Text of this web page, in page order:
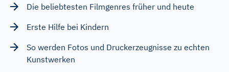
Die beliebtesten Filmgenres früher und heute
Erste Hilfe bei Kindern
So werden Fotos und Druckerzeugnisse zu echten
Kunstwerken